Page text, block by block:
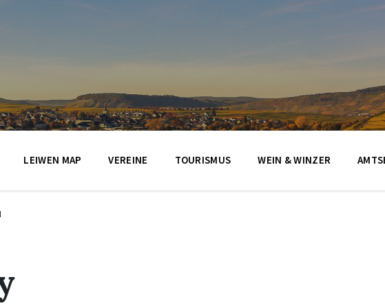
LEIWEN MAP VEREINE TOURISMUS WEIN & WINZER